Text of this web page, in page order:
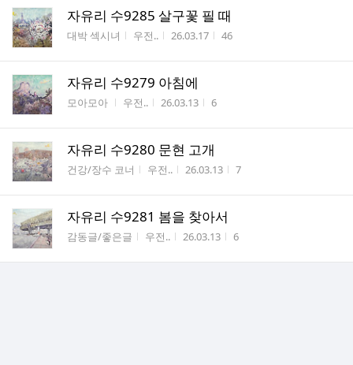
자유리 수9285 살구꽃 필 때
게시판명
대박 섹시녀 작성자
우전.. 작성시간
26.03.17 조회수
46
자유리 수9279 아침에
게시판명
모아모아 작성자
우전.. 작성시간
26.03.13 조회수
6
자유리 수9280 문현 고개
게시판명
건강/장수 코너 작성자
우전.. 작성시간
26.03.13 조회수
7
자유리 수9281 봄을 찾아서
게시판명
감동글/좋은글 작성자
우전.. 작성시간
26.03.13 조회수
6